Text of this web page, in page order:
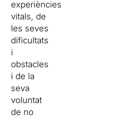
experiències
vitals, de
les seves
dificultats
i
obstacles
i de la
seva
voluntat
de no